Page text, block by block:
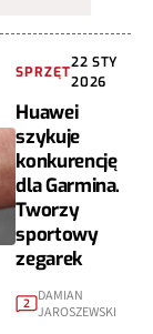
SPRZĘT
22 STY
2026
Huawei
szykuje
konkurencję
dla Garmina.
Tworzy
sportowy
zegarek
2
DAMIAN
JAROSZEWSKI